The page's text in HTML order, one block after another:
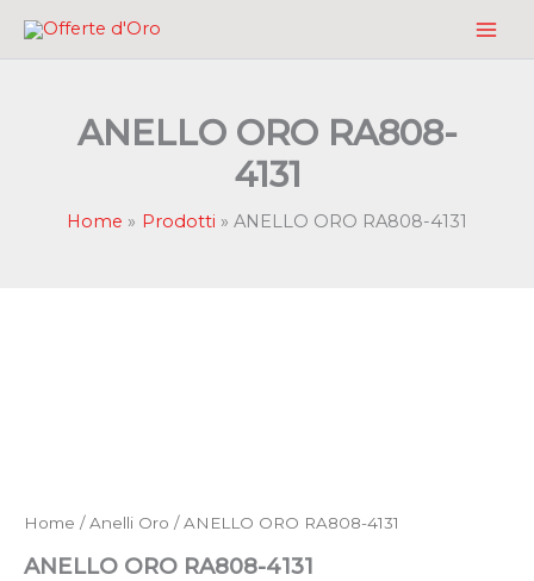
ANELLO ORO RA808-
4131
Home Prodotti ANELLO ORO RA808-4131
Home /Anelli Oro / ANELLO ORO RA808-4131
ANELLO ORO RA808-4131